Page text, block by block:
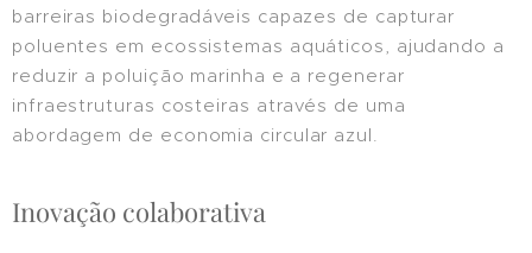
barreiras biodegradáveis capazes de capturar
poluentes em ecossistemas aquáticos, ajudando a
reduzir a poluição marinha e a regenerar
infraestruturas costeiras através de uma
abordagem de economia circular azul.
Inovação colaborativa